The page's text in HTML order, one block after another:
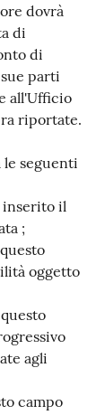
dovrà
di
di
parti
all'Ufficio
riportate.
seguenti
inserito il
;
oggetto
agli
campo